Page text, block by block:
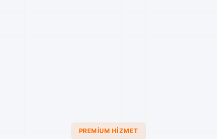
PREMIUM HIZMET